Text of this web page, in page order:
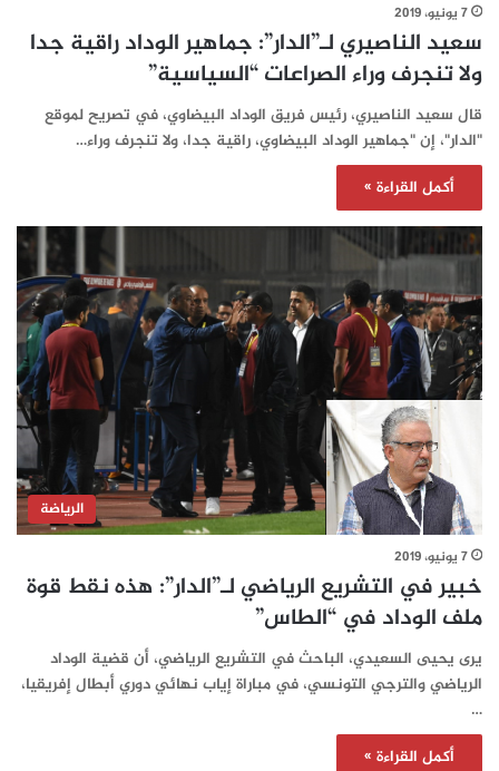
7 يونيو، 2019
سعيد الناصيري لـ”الدار”: جماهير الوداد راقية جدا
ولا تنجرف وراء الصراعات “السياسية”
قال سعيد الناصيري، رئيس فريق الوداد البيضاوي، في تصريح لموقع
"الدار"، إن "جماهير الوداد البيضاوي، راقية جدا، ولا تنجرف وراء…
أكمل القراءة »
الرياضة
7 يونيو، 2019
خبير في التشريع الرياضي لـ”الدار”: هذه نقط قوة
ملف الوداد في “الطاس”
يرى يحيى السعيدي، الباحث في التشريع الرياضي، أن قضية الوداد
الرياضي والترجي التونسي، في مباراة إياب نهائي دوري أبطال إفريقيا،
…
أكمل القراءة »